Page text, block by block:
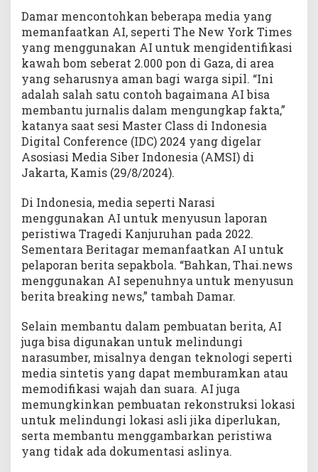
g
i
A
I
Damar mencontohkan beberapa media yang
memanfaatkan AI, seperti The New York Times
yang menggunakan AI untuk mengidentifikasi
kawah bom seberat 2.000 pon di Gaza, di area
yang seharusnya aman bagi warga sipil. “Ini
adalah salah satu contoh bagaimana AI bisa
membantu jurnalis dalam mengungkap fakta,”
katanya saat sesi Master Class di Indonesia
Digital Conference (IDC) 2024 yang digelar
Asosiasi Media Siber Indonesia (AMSI) di
Jakarta, Kamis (29/8/2024).
Di Indonesia, media seperti Narasi
menggunakan AI untuk menyusun laporan
peristiwa Tragedi Kanjuruhan pada 2022.
Sementara Beritagar memanfaatkan AI untuk
pelaporan berita sepakbola. “Bahkan, Thai.news
menggunakan AI sepenuhnya untuk menyusun
berita breaking news,” tambah Damar.
Selain membantu dalam pembuatan berita, AI
juga bisa digunakan untuk melindungi
narasumber, misalnya dengan teknologi seperti
media sintetis yang dapat memburamkan atau
memodifikasi wajah dan suara. AI juga
memungkinkan pembuatan rekonstruksi lokasi
untuk melindungi lokasi asli jika diperlukan,
serta membantu menggambarkan peristiwa
yang tidak ada dokumentasi aslinya.